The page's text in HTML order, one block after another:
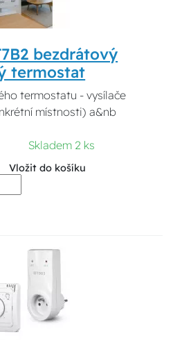
bezdrátový
termostat
termostatu - vysílače
místnosti) a&nb
Skladem 2 ks
Vložit do košíku